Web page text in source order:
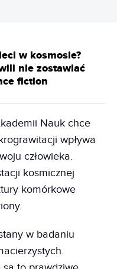
w kosmosie?
nie zostawiać
fiction
Nauk chce
wpływa
człowieka.
kosmicznej
komórkowe
w badaniu